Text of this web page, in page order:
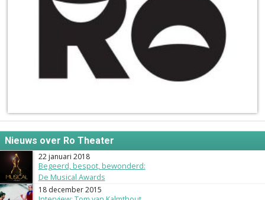
Nieuws over Ro Theater
22 januari 2018
Begeerd, bespot, bewonderd:
De Musical Awards
18 december 2015